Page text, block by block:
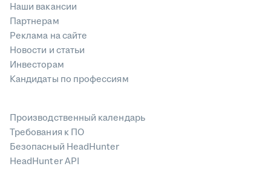
Наши вакансии
Партнерам
Реклама на сайте
Новости и статьи
Инвесторам
Кандидаты по профессиям
Производственный календарь
Требования к ПО
Безопасный HeadHunter
HeadHunter API